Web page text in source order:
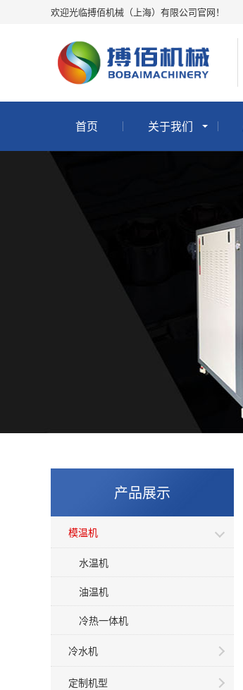
欢迎光临搏佰机械（上海）有限公司官网！
首页 关于我们
产品展示
模温机
水温机
油温机
冷热一体机
冷水机
定制机型